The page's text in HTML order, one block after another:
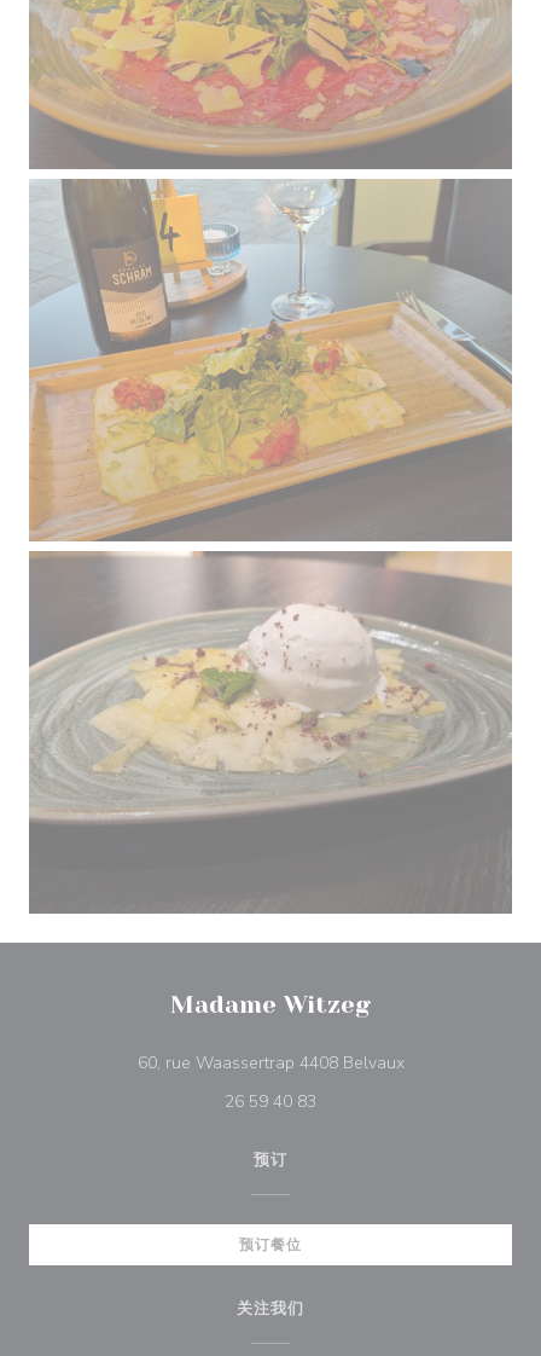
Madame Witzeg
60, rue Waassertrap 4408 Belvaux((在新窗口中打开))
26 59 40 83
预订
预订餐位
关注我们